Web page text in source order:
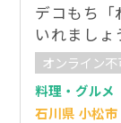
デコもち「
いれましょ
オンライン不
料理・グルメ
石川県 小松市